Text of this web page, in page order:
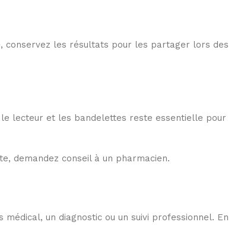
conservez les résultats pour les partager lors des
lecteur et les bandelettes reste essentielle pour
demandez conseil à un pharmacien.
un diagnostic ou un suivi professionnel. En